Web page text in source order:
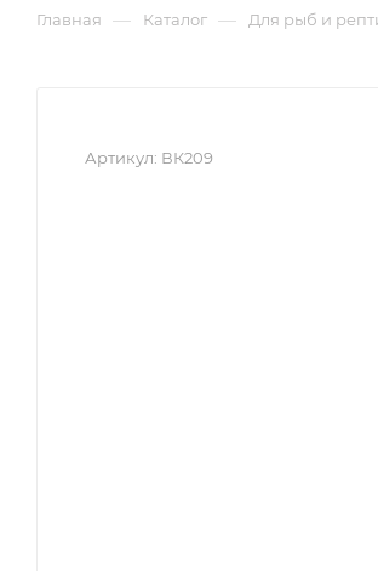
Главная — Каталог — Для рыб и
Артикул: ВК209